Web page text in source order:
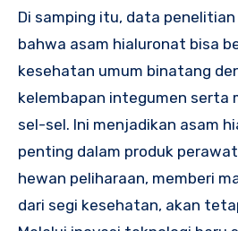
Di samping itu, data
bahwa asam hialuronat bisa
kesehatan umum binatang
kelembapan integumen serta
sel-sel. Ini menjadikan asam
penting dalam produk
hewan peliharaan, memberi
dari segi kesehatan, akan